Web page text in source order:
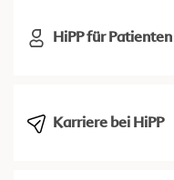
HiPP für Patienten
Karriere bei HiPP